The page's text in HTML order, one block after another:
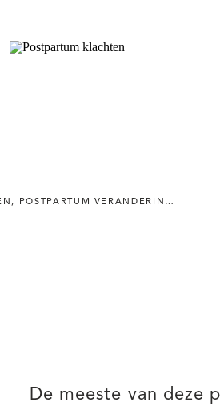
, POSTPARTUM VERANDERINGEN
De meeste van deze